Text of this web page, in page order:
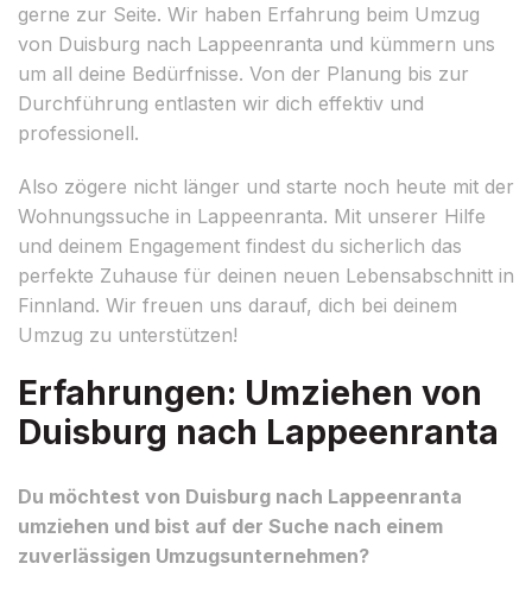
gerne zur Seite. Wir haben Erfahrung beim Umzug
von Duisburg nach Lappeenranta und kümmern uns
um all deine Bedürfnisse. Von der Planung bis zur
Durchführung entlasten wir dich effektiv und
professionell.
Also zögere nicht länger und starte noch heute mit der
Wohnungssuche in Lappeenranta. Mit unserer Hilfe
und deinem Engagement findest du sicherlich das
perfekte Zuhause für deinen neuen Lebensabschnitt in
Finnland. Wir freuen uns darauf, dich bei deinem
Umzug zu unterstützen!
Erfahrungen: Umziehen von
Duisburg nach Lappeenranta
Du möchtest von Duisburg nach Lappeenranta
umziehen und bist auf der Suche nach einem
zuverlässigen Umzugsunternehmen?